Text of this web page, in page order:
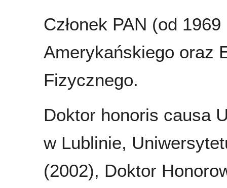
Członek PAN (od
Amerykańskiego oraz
Fizycznego.
Doktor honoris causa
w Lublinie,
(2002), Doktor